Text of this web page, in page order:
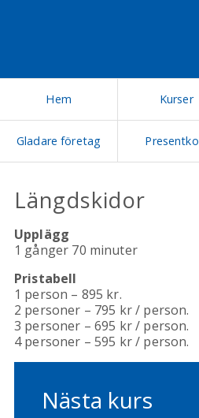
Hem Kurser
Gladare företag
Längdskidor
Upplägg
1 gånger 70 minuter
Pristabell
1 person – 895 kr.
2 personer – 795 kr / person.
3 personer – 695 kr / person.
4 personer – 595 kr / person.
Nästa kurs